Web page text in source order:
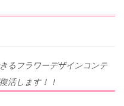
るフラワーデザインコンテ
活します！！